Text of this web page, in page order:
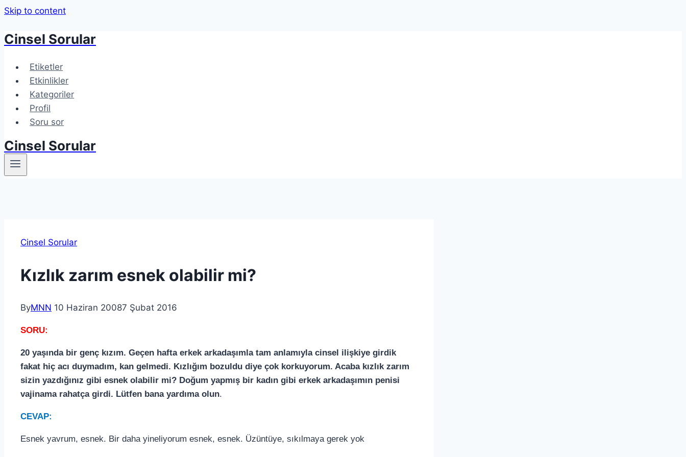
Skip to content
Cinsel Sorular
Etiketler
Etkinlikler
Kategoriler
Profil
Soru sor
Cinsel Sorular
Cinsel Sorular
Kızlık zarım esnek olabilir mi?
ByMNN 10 Haziran 20087 Şubat 2016
SORU:
20 yaşında bir genç kızım. Geçen hafta erkek arkadaşımla tam anlamıyla cinsel ilişkiye girdik
fakat hiç acı duymadım, kan gelmedi. Kızlığım bozuldu diye çok korkuyorum. Acaba kızlık zarım
sizin yazdığınız gibi esnek olabilir mi? Doğum yapmış bir kadın gibi erkek arkadaşımın penisi
vajinama rahatça girdi. Lütfen bana yardıma olun.
CEVAP:
Esnek yavrum, esnek. Bir daha yineliyorum esnek, esnek. Üzüntüye, sıkılmaya gerek yok